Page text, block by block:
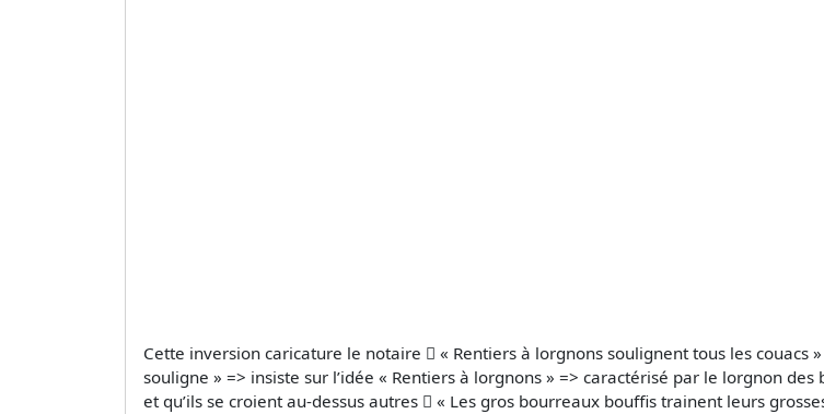
Cette inversion caricature le notaire  « Rentiers à lorgnons soulignent tous les couacs
souligne » => insiste sur l’idée « Rentiers à lorgnons » => caractérisé par le lorgnon
et qu’ils se croient au-dessus autres  « Les gros bourreaux bouffis trainent leurs